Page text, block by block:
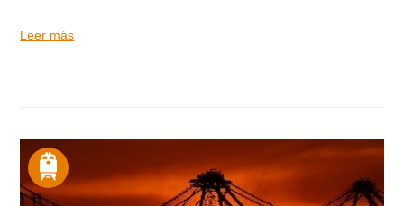
Leer más